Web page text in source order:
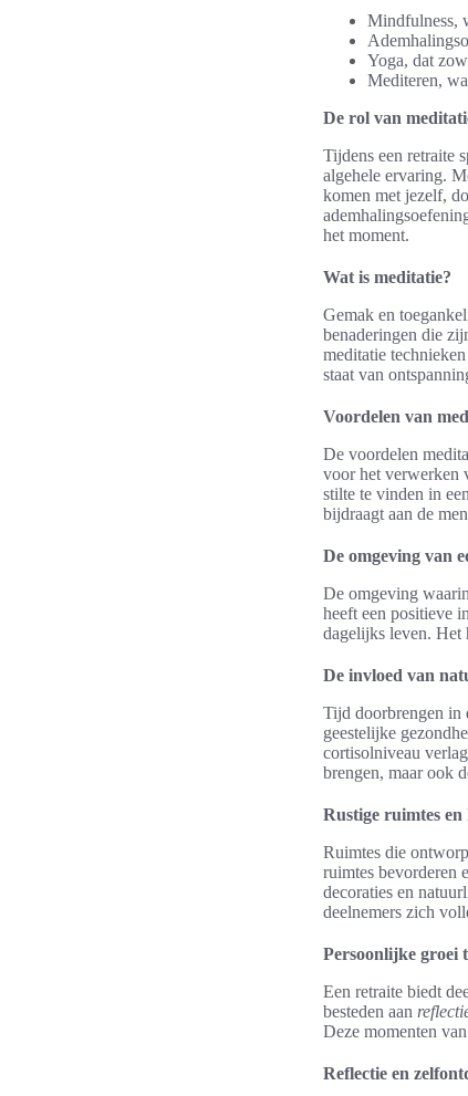
Mindfulness,
Yoga, dat
Mediteren,
De rol van
Tijdens een retraite
algehele ervaring.
komen met jezelf,
het moment.
Wat is meditatie?
Gemak en
benaderingen die
meditatie
staat van
Voordelen van
De voordelen
voor het verwerken
stilte te vinden in
bijdraagt aan de
De omgeving van
De omgeving
heeft een positieve
dagelijks leven. Het
De invloed van
Tijd doorbrengen in
geestelijke
cortisolniveau
brengen, maar ook
Rustige ruimtes en
Ruimtes die
ruimtes bevorderen
decoraties en
deelnemers zich
Persoonlijke groei
Een retraite biedt
besteden aan
Deze momenten
Reflectie en